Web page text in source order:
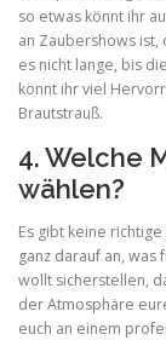
so etwas könnt ihr
an Zaubershows ist,
es nicht lange, bis
könnt ihr viel
Brautstrauß.
4. Welche
wählen?
Es gibt keine
ganz darauf an, was
wollt sicherstellen,
der Atmosphäre
euch an einem